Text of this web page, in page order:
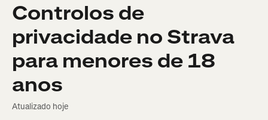
Controlos de
privacidade no Strava
para menores de 18
anos
Atualizado hoje